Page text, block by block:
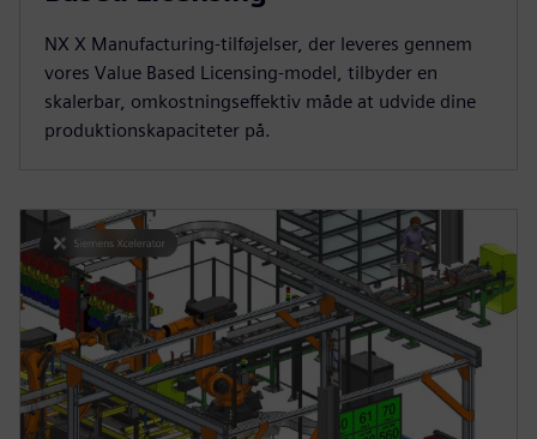
NX X Manufacturing-tilføjelser, der leveres gennem
vores Value Based Licensing-model, tilbyder en
skalerbar, omkostningseffektiv måde at udvide dine
produktionskapaciteter på.